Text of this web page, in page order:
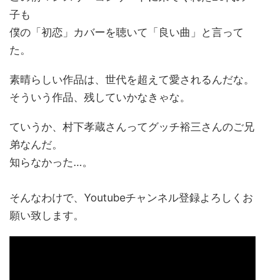
子も
僕の「初恋」カバーを聴いて「良い曲」と言って
た。
素晴らしい作品は、世代を超えて愛されるんだな。
そういう作品、残していかなきゃな。
ていうか、村下孝蔵さんってグッチ裕三さんのご兄
弟なんだ。
知らなかった…。
そんなわけで、Youtubeチャンネル登録よろしくお
願い致します。